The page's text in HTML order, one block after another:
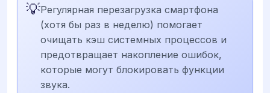
💡Регулярная перезагрузка смартфона
(хотя бы раз в неделю) помогает
очищать кэш системных процессов и
предотвращает накопление ошибок,
которые могут блокировать функции
звука.